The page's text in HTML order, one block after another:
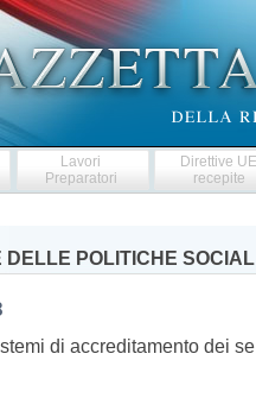
Lavori
Preparatori
Direttive
recepite
DELLE POLITICHE
di accreditamento dei